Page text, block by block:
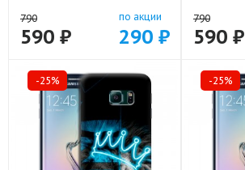
790
590 ₽
по акции
290 ₽
790
590 ₽
-25% -25%